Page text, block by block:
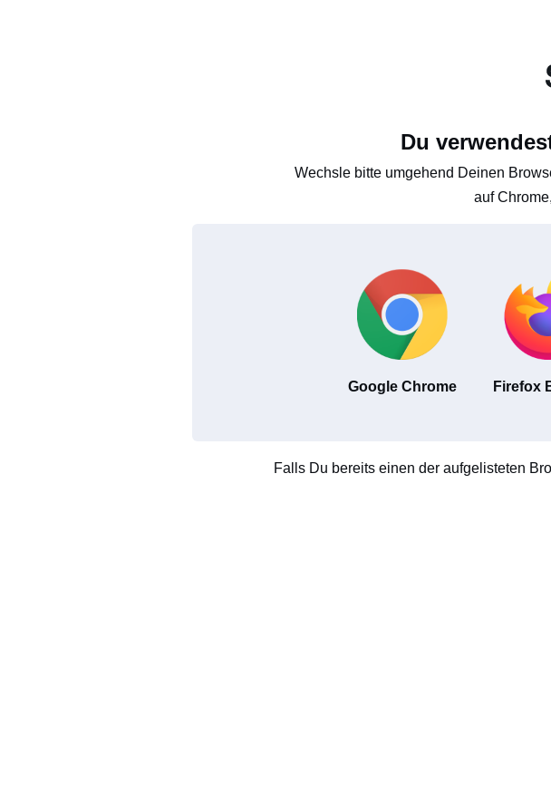
Du
Wechsle bitte umgehend Deinen
auf
Google Chrome Firefox
Falls Du bereits einen der aufgelisteten